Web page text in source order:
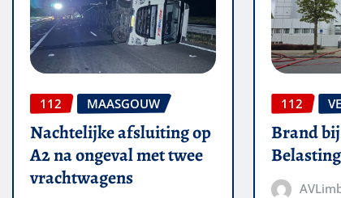
112 MAASGOUW
Nachtelijke afsluiting op
A2 na ongeval met twee
vrachtwagens
112
Brand